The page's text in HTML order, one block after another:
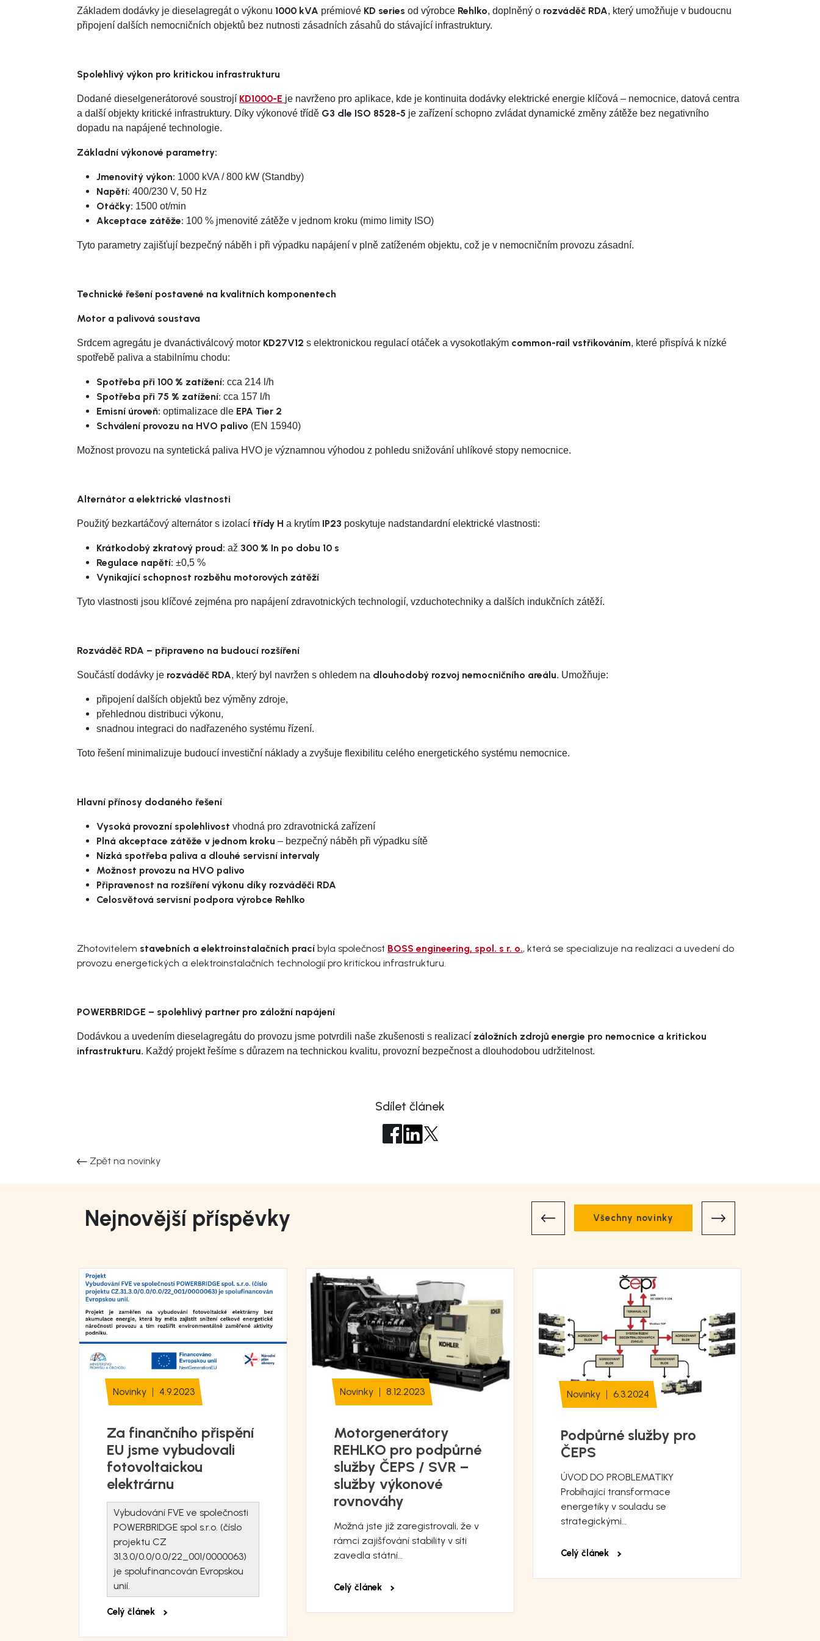
Základem dodávky je dieselagregát o výkonu 1000 kVA prémiové KD series od výrobce Rehlko, doplněný o rozváděč RDA, který umožňuje v budoucnu
připojení dalších nemocničních objektů bez nutnosti zásadních zásahů do stávající infrastruktury.
Spolehlivý výkon pro kritickou infrastrukturu
Dodané dieselgenerátorové soustrojí KD1000-E je navrženo pro aplikace, kde je kontinuita dodávky elektrické energie klíčová – nemocnice, datová centra
a další objekty kritické infrastruktury. Díky výkonové třídě G3 dle ISO 8528-5 je zařízení schopno zvládat dynamické změny zátěže bez negativního
dopadu na napájené technologie.
Základní výkonové parametry:
Jmenovitý výkon: 1000 kVA / 800 kW (Standby)
Napětí: 400/230 V, 50 Hz
Otáčky: 1500 ot/min
Akceptace zátěže: 100 % jmenovité zátěže v jednom kroku (mimo limity ISO)
Tyto parametry zajišťují bezpečný náběh i při výpadku napájení v plně zatíženém objektu, což je v nemocničním provozu zásadní.
Technické řešení postavené na kvalitních komponentech
Motor a palivová soustava
Srdcem agregátu je dvanáctiválcový motor KD27V12 s elektronickou regulací otáček a vysokotlakým common-rail vstřikováním, které přispívá k nízké
spotřebě paliva a stabilnímu chodu:
Spotřeba při 100 % zatížení: cca 214 l/h
Spotřeba při 75 % zatížení: cca 157 l/h
Emisní úroveň: optimalizace dle EPA Tier 2
Schválení provozu na HVO palivo (EN 15940)
Možnost provozu na syntetická paliva HVO je významnou výhodou z pohledu snižování uhlíkové stopy nemocnice.
Alternátor a elektrické vlastnosti
Použitý bezkartáčový alternátor s izolací třídy H a krytím IP23 poskytuje nadstandardní elektrické vlastnosti:
Krátkodobý zkratový proud: až 300 % In po dobu 10 s
Regulace napětí: ±0,5 %
Vynikající schopnost rozběhu motorových zátěží
Tyto vlastnosti jsou klíčové zejména pro napájení zdravotnických technologií, vzduchotechniky a dalších indukčních zátěží.
Rozváděč RDA – připraveno na budoucí rozšíření
Součástí dodávky je rozváděč RDA, který byl navržen s ohledem na dlouhodobý rozvoj nemocničního areálu. Umožňuje:
připojení dalších objektů bez výměny zdroje,
přehlednou distribuci výkonu,
snadnou integraci do nadřazeného systému řízení.
Toto řešení minimalizuje budoucí investiční náklady a zvyšuje flexibilitu celého energetického systému nemocnice.
Hlavní přínosy dodaného řešení
Vysoká provozní spolehlivost vhodná pro zdravotnická zařízení
Plná akceptace zátěže v jednom kroku – bezpečný náběh při výpadku sítě
Nízká spotřeba paliva a dlouhé servisní intervaly
Možnost provozu na HVO palivo
Připravenost na rozšíření výkonu díky rozváděči RDA
Celosvětová servisní podpora výrobce Rehlko
Zhotovitelem stavebních a elektroinstalačních prací byla společnost BOSS engineering, spol. s r. o., která se specializuje na realizaci a uvedení do
provozu energetických a elektroinstalačních technologií pro kritickou infrastrukturu.
POWERBRIDGE – spolehlivý partner pro záložní napájení
Dodávkou a uvedením dieselagregátu do provozu jsme potvrdili naše zkušenosti s realizací záložních zdrojů energie pro nemocnice a kritickou
infrastrukturu. Každý projekt řešíme s důrazem na technickou kvalitu, provozní bezpečnost a dlouhodobou udržitelnost.
Sdílet článek
Zpět na novinky
Nejnovější příspěvky Všechny novinky
Novinky 4.9.2023
Za finančního přispění
EU jsme vybudovali
fotovoltaickou
elektrárnu
Vybudování FVE ve společnosti
POWERBRIDGE spol s.r.o. (číslo
projektu CZ
31.3.0/0.0/0.0/22_001/0000063)
je spolufinancován Evropskou
unií.
Celý článek
Novinky 8.12.2023
Motorgenerátory
REHLKO pro podpůrné
služby ČEPS / SVR –
služby výkonové
rovnováhy
Možná jste již zaregistrovali, že v
rámci zajišťování stability v síti
zavedla státní…
Celý článek
Novinky 6.3.2024
Podpůrné služby pro
ČEPS
ÚVOD DO PROBLEMATIKY
Probíhající transformace
energetiky v souladu se
strategickými…
Celý článek